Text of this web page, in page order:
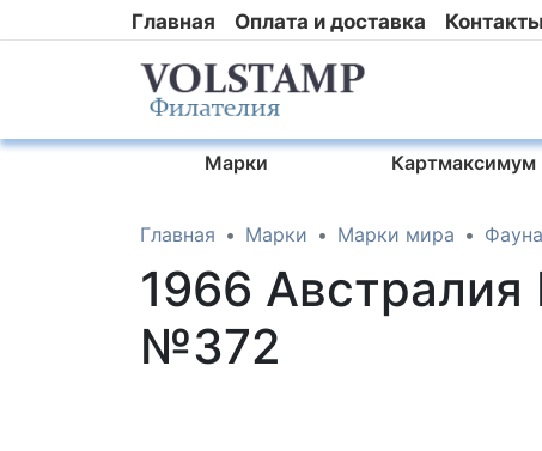
Главная Оплата и доставка Контакты
Марки Картмаксимум
Главная Марки Марки мира Фауна
1966
№372